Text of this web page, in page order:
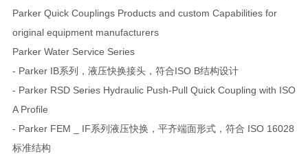
Parker Quick Couplings Products and custom Capabilities for
original equipment manufacturers
Parker Water Service Series
- Parker IB系列，液压快换接头，符合ISO B结构设计
- Parker RSD Series Hydraulic Push-Pull Quick Coupling with ISO
A Profile
- Parker FEM _ IF系列液压快换，平齐端面形式，符合 ISO 16028
标准结构